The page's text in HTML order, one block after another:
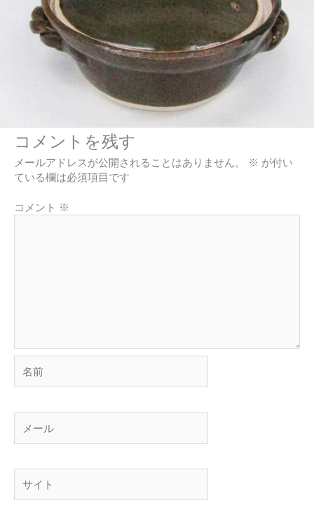
コメントを残す
メールアドレスが公開されることはありません。 ※ が付い
ている欄は必須項目です
コメント ※
前
ー
ル
ト